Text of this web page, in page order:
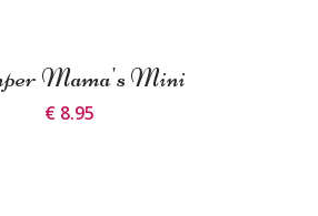
Mama's Mini
€ 8.95